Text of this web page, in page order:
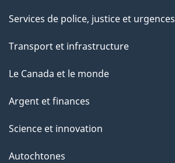
Services de police, justice et urgences
Transport et infrastructure
Le Canada et le monde
Argent et finances
Science et innovation
Autochtones